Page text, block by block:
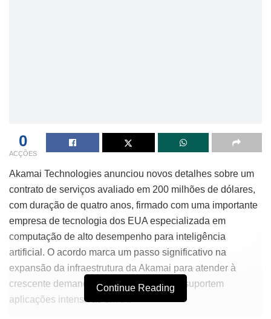
0
ACÇÕES
Akamai Technologies anunciou novos detalhes sobre um
contrato de serviços avaliado em 200 milhões de dólares,
com duração de quatro anos, firmado com uma importante
empresa de tecnologia dos EUA especializada em
computação de alto desempenho para inteligência
artificial. O acordo marca um passo significativo na
expansão da infraestrutura da Akamai para atender à
crescente demanda por plataformas que suportem
aplicações intensivas em IA.
Continue Reading